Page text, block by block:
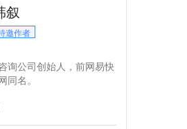
叙
邀作者
询公司创始人，前网易快
同名。